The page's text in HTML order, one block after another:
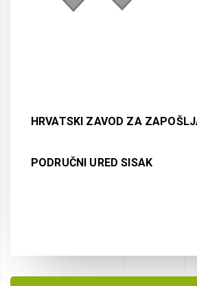
HRVATSKI ZAVOD ZA
PODRUČNI URED SISAK